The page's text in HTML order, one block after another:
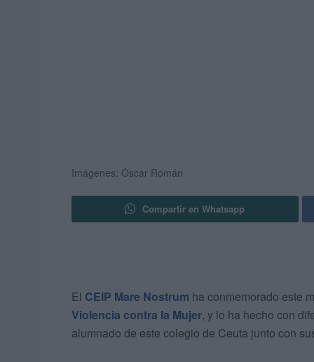
Imágenes: Óscar Román
Compartir en Whatsapp
El CEIP Mare Nostrum ha conmemorado este
Violencia contra la Mujer, y lo ha hecho con
alumnado de este colegio de Ceuta junto con